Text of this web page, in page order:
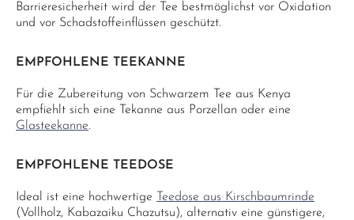
Barrieresicherheit wird der Tee bestmöglichst vor Oxidation
und vor Schadstoffeinflüssen geschützt.
EMPFOHLENE TEEKANNE
Für die Zubereitung von Schwarzem Tee aus Kenya
empfiehlt sich eine Tekanne aus Porzellan oder eine
Glasteekanne.
EMPFOHLENE TEEDOSE
Ideal ist eine hochwertige
Teedose aus Kirschbaumrinde
(Vollholz, Kabazaiku Chazutsu), alternativ eine günstigere,